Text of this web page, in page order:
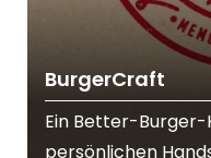
BurgerCraft
Ein Better-
persönlichen